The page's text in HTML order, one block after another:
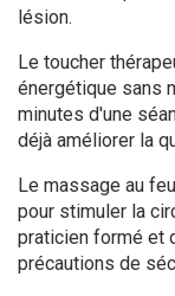
lésion.
Le toucher
énergétique sans
minutes d'une
déjà améliorer la
Le massage au
pour stimuler la
praticien formé et
précautions de